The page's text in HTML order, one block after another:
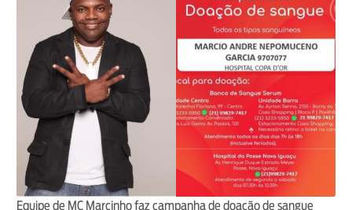
Equipe de MC Marcinho faz campanha de doação de sangue